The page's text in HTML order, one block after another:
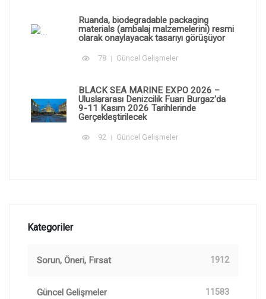
Ruanda, biodegradable packaging
materials (ambalaj malzemelerini) resmi
olarak onaylayacak tasarıyı görüşüyor
78 Güncel Gelişmeler
BLACK SEA MARINE EXPO 2026 –
Uluslararası Denizcilik Fuarı Burgaz'da
9-11 Kasım 2026 Tarihlerinde
Gerçekleştirilecek
92 Güncel Gelişmeler
Kategoriler
Sorun, Öneri, Fırsat 1912
Güncel Gelişmeler 11583